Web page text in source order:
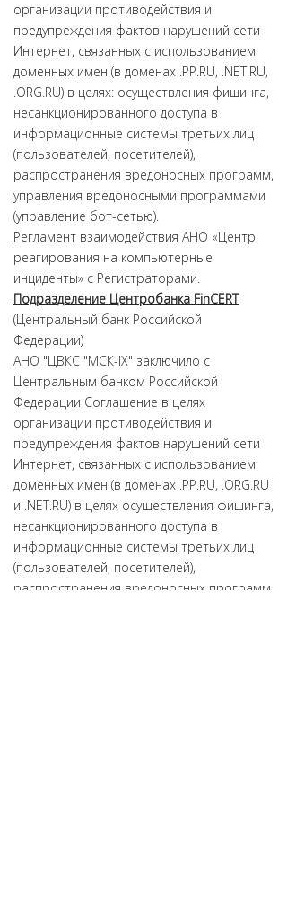
организации противодействия и
предупреждения фактов нарушений сети
Интернет, связанных с использованием
доменных имен (в доменах .PP.RU, .NET.RU,
.ORG.RU) в целях: осуществления фишинга,
несанкционированного доступа в
информационные системы третьих лиц
(пользователей, посетителей),
распространения вредоносных программ,
управления вредоносными программами
(управление бот-сетью).
Регламент взаимодействия АНО «Центр
реагирования на компьютерные
инциденты» с Регистраторами.
Подразделение Центробанка FinCERT
(Центральный банк Российской
Федерации)
АНО "ЦВКС "МСК-IX" заключило с
Центральным банком Российской
Федерации Соглашение в целях
организации противодействия и
предупреждения фактов нарушений сети
Интернет, связанных с использованием
доменных имен (в доменах .PP.RU, .ORG.RU
и .NET.RU) в целях осуществления фишинга,
несанкционированного доступа в
информационные системы третьих лиц
(пользователей, посетителей),
распространения вредоносных программ,